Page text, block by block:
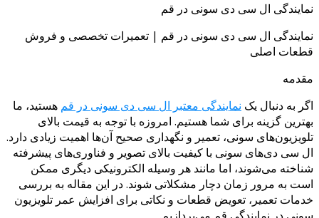
نمایندگی ال سی دی سونی در قم
نمایندگی ال‌ سی‌ دی سونی در قم | تعمیرات تخصصی و فروش
قطعات اصلی
مقدمه
اگر به دنبال یک نمایندگی معتبر ال‌ سی‌ دی سونی در قم هستید، ما
بهترین گزینه برای شما هستیم. امروزه با توجه به قیمت بالای
تلویزیون‌های سونی، تعمیر و نگهداری صحیح آن‌ها اهمیت زیادی دارد.
ال‌ سی‌ دی‌های سونی با کیفیت بالای تصویر و فناوری‌های پیشرفته
شناخته می‌شوند، اما مانند هر وسیله الکترونیکی دیگری ممکن
است به مرور زمان دچار مشکلاتی شوند. در این مقاله به بررسی
خدمات تعمیر، تعویض قطعات و نکاتی برای افزایش عمر تلویزیون